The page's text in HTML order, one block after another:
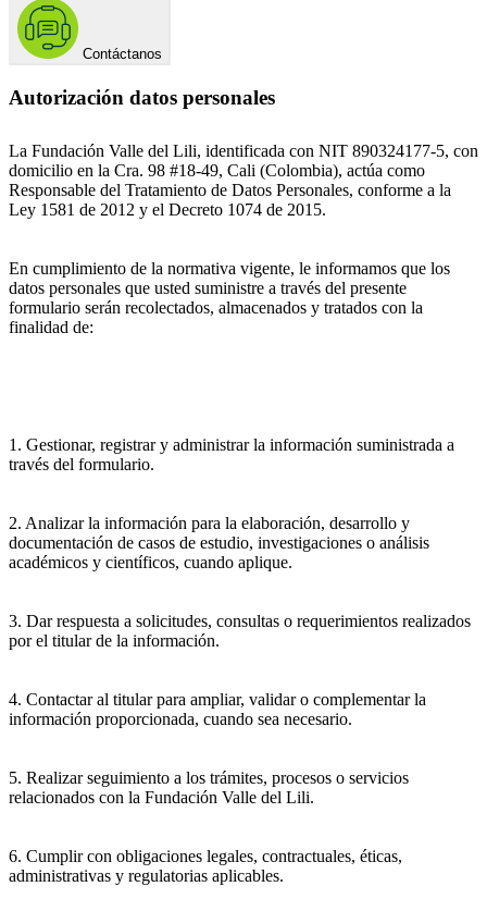
Contáctanos
Autorización datos personales
La Fundación Valle del Lili, identificada con NIT 890324177-5, con
domicilio en la Cra. 98 #18-49, Cali (Colombia), actúa como
Responsable del Tratamiento de Datos Personales, conforme a la
Ley 1581 de 2012 y el Decreto 1074 de 2015.
En cumplimiento de la normativa vigente, le informamos que los
datos personales que usted suministre a través del presente
formulario serán recolectados, almacenados y tratados con la
finalidad de:
1. Gestionar, registrar y administrar la información suministrada a
través del formulario.
2. Analizar la información para la elaboración, desarrollo y
documentación de casos de estudio, investigaciones o análisis
académicos y científicos, cuando aplique.
3. Dar respuesta a solicitudes, consultas o requerimientos realizados
por el titular de la información.
4. Contactar al titular para ampliar, validar o complementar la
información proporcionada, cuando sea necesario.
5. Realizar seguimiento a los trámites, procesos o servicios
relacionados con la Fundación Valle del Lili.
6. Cumplir con obligaciones legales, contractuales, éticas,
administrativas y regulatorias aplicables.